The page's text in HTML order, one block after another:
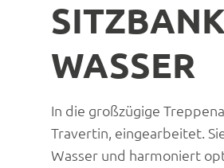
WASSER
In die großzügige
Travertin, eingearbeitet.
Wasser und harmoniert